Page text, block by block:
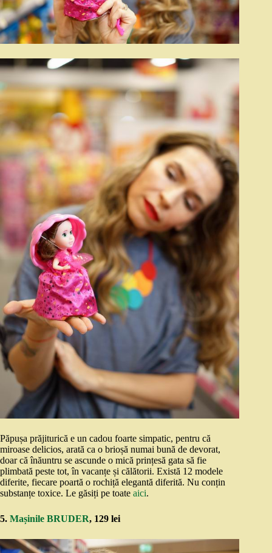
Păpușa prăjiturică e un cadou foarte simpatic, pentru că
miroase delicios, arată ca o brioșă numai bună de devorat,
doar că înăuntru se ascunde o mică prințesă gata să fie
plimbată peste tot, în vacanțe și călătorii. Există 12 modele
diferite, fiecare poartă o rochiță elegantă diferită. Nu conțin
substanțe toxice. Le găsiți pe toate aici.
5. Mașinile BRUDER, 129 lei